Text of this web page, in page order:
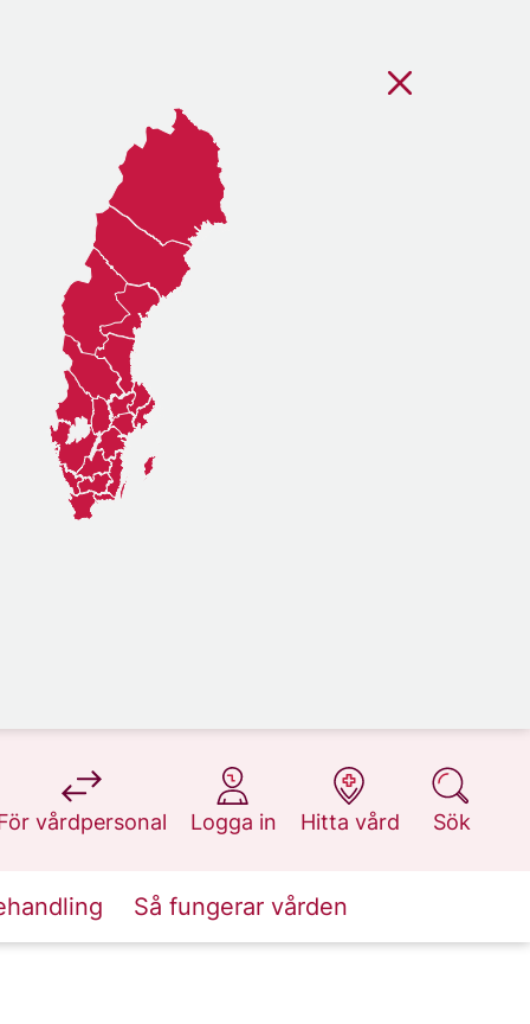
vårdpersonal
på 1177.se
Logga in
på 1177.se
Hitta vård
på 1177.se
Sök
på 1177.se
Så fungerar vården